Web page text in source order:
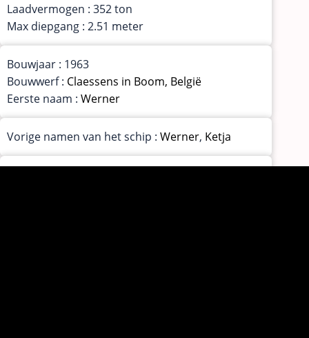
Laadvermogen : 352 ton
Max diepgang : 2.51 meter
Bouwjaar : 1963
Bouwwerf : Claessens in Boom, België
Eerste naam : Werner
Vorige namen van het schip : Werner, Ketja